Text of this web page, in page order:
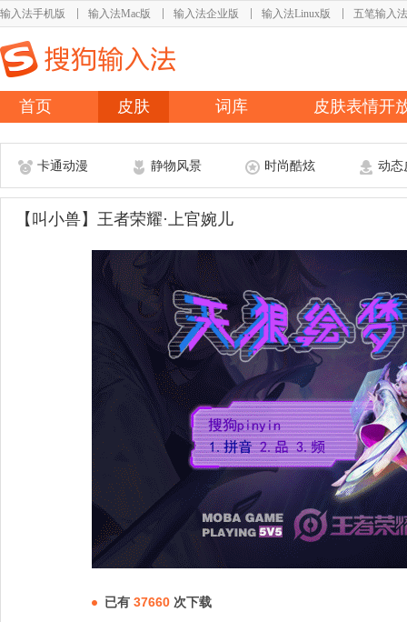
输入法手机版 输入法Mac版 输入法企业版 输入法Linux版 五笔输入法
首页 皮肤 词库 皮肤表情开
卡通动漫 静物风景 时尚酷炫 动态
【叫小兽】王者荣耀·上官婉儿
已有 37660 次下载